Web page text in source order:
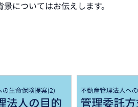
についてはお伝えします。